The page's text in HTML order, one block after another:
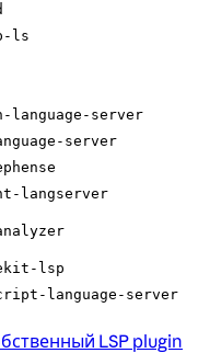
ls
language-server
server
langserver
lsp
language-server
LSP plugin